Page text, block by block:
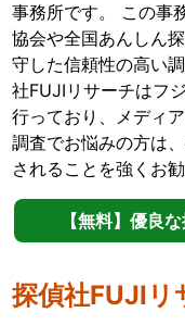
事務所です。 この事
協会や全国あんしん
守した信頼性の高い
社FUJIリサーチはフ
行っており、メディ
調査でお悩みの方は
されることを強くお勧
【無料】優良
探偵社FUJIリ